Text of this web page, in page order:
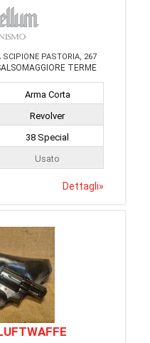
SCIPIONE PASTORIA, 267
TERME
Arma Corta
Revolver
38 Special
Usato
Dettagli»